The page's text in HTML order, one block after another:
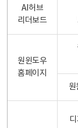
AI허브
리더보드
원윈도우
홈페이지
원